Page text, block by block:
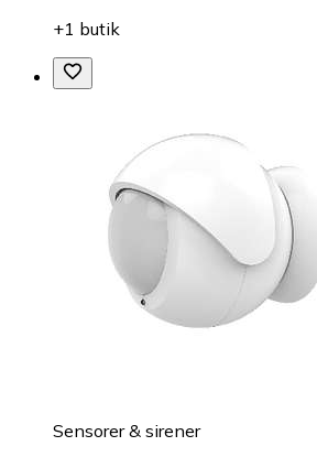
+1 butik
Sensorer & sirener